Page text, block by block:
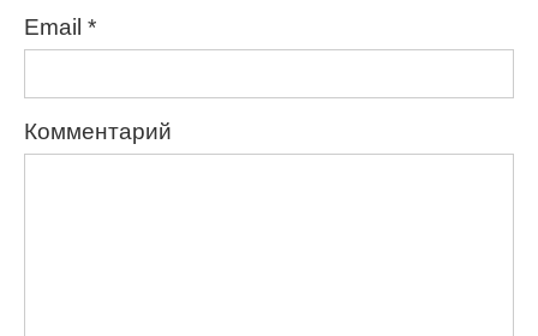
Email *
Комментарий